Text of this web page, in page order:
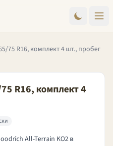
75 R16, комплект 4 шт., пробег
R16, комплект 4
All-Terrain KO2 в